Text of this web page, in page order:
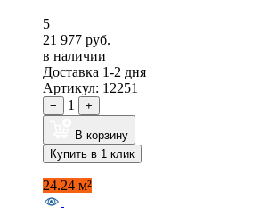
5
21 977 руб.
в наличии
Доставка 1-2 дня
Артикул: 12251
− 1 +
В корзину
Купить в 1 клик
24.24 м²